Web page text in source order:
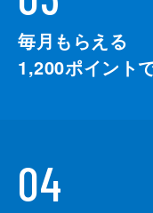
毎月もらえる
1,200ポイント
04